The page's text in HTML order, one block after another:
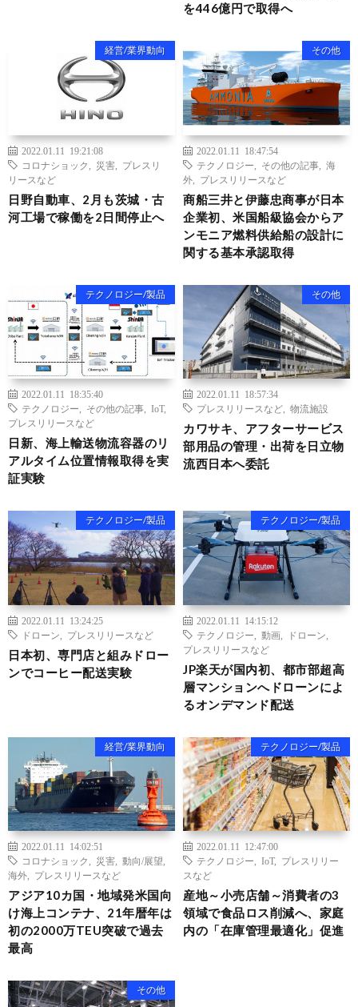
を446億円で取得へ
経営/業界動向
2022.01.11 19:21:08
コロナショック
災害
プレスリ
リースなど
日野自動車、2月も茨城・古
河工場で稼働を2日間停止へ
その他
2022.01.11 18:47:54
テクノロジー
その他の記事
海
外
プレスリリースなど
商船三井と伊藤忠商事が日本
企業初、米国船級協会からア
ンモニア燃料供給船の設計に
関する基本承認取得
テクノロジー/製品
2022.01.11 18:35:40
テクノロジー
その他の記事 IoT,
プレスリリースなど
日新、海上輸送物流容器のリ
アルタイム位置情報取得を実
証実験
その他
2022.01.11 18:57:34
プレスリリースなど
物流施設
カワサキ、アフターサービス
部用品の管理・出荷を日立物
流西日本へ委託
テクノロジー/製品
2022.01.11 13:24:25
ドローン
プレスリリースなど
日本初、専門店と組みドロー
ンでコーヒー配送実験
テクノロジー/製品
2022.01.11 14:15:12
テクノロジー
動画 ドローン
プレスリリースなど
JP楽天が国内初、都市部超高
層マンションへドローンによ
るオンデマンド配送
経営/業界動向
2022.01.11 14:02:51
コロナショック
災害 動向/展望
海外
プレスリリースなど
アジア10カ国・地域発米国向
け海上コンテナ、21年暦年は
初の2000万TEU突破で過去
最高
テクノロジー/製品
2022.01.11 12:47:00
テクノロジー
IoT, プレスリリー
スなど
産地～小売店舗～消費者の3
領域で食品ロス削減へ、家庭
内の「在庫管理最適化」促進
その他